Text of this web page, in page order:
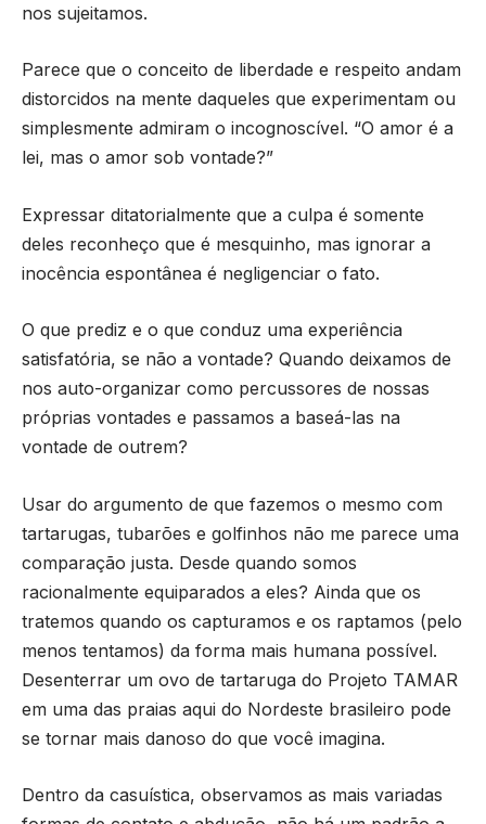
nos sujeitamos.
Parece que o conceito de liberdade e respeito andam
distorcidos na mente daqueles que experimentam ou
simplesmente admiram o incognoscível. “O amor é a
lei, mas o amor sob vontade?”
Expressar ditatorialmente que a culpa é somente
deles reconheço que é mesquinho, mas ignorar a
inocência espontânea é negligenciar o fato.
O que prediz e o que conduz uma experiência
satisfatória, se não a vontade? Quando deixamos de
nos auto-organizar como percussores de nossas
próprias vontades e passamos a baseá-las na
vontade de outrem?
Usar do argumento de que fazemos o mesmo com
tartarugas, tubarões e golfinhos não me parece uma
comparação justa. Desde quando somos
racionalmente equiparados a eles? Ainda que os
tratemos quando os capturamos e os raptamos (pelo
menos tentamos) da forma mais humana possível.
Desenterrar um ovo de tartaruga do Projeto TAMAR
em uma das praias aqui do Nordeste brasileiro pode
se tornar mais danoso do que você imagina.
Dentro da casuística, observamos as mais variadas